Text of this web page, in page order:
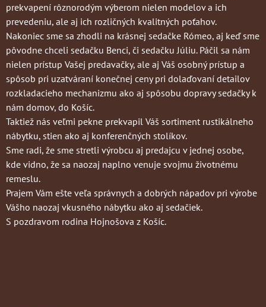
prekvapení rôznorodým výberom nielen modelov a ich
prevedeniu, ale aj ich rozličných kvalitných poťahov.
Nakoniec sme sa zhodli na krásnej sedačke Rómeo, aj keď sme
pôvodne chceli sedačku Benci, či sedačku Júliu. Páčil sa nám
nielen prístup Vašej predavačky, ale aj Váš osobný prístup a
spôsob pri uzatváraní konečnej ceny pri dolaďovaní detailov
rozkladacieho mechanizmu ako aj spôsobu dopravy sedačky k
nám domov, do Košíc.
Taktiež nás veľmi pekne prekvapil Váš sortiment rustikálneho
nábytku, stien ako aj konferenčných stolíkov.
Sme radi, že sme stretli výrobcu aj predajcu v jednej osobe,
kde vidno, že sa naozaj naplno venuje svojmu životnému
remeslu.
Prajem Vám ešte veľa správnych a dobrých nápadov pri výrobe
Vášho naozaj vkusného nábytku ako aj sedačiek.
S pozdravom rodina Hojnošova z Košíc.